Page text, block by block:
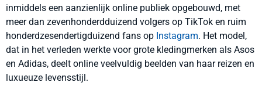
inmiddels een aanzienlijk online publiek opgebouwd, met
meer dan zevenhonderdduizend volgers op TikTok en ruim
honderdzesendertigduizend fans op Instagram. Het model,
dat in het verleden werkte voor grote kledingmerken als Asos
en Adidas, deelt online veelvuldig beelden van haar reizen en
luxueuze levensstijl.